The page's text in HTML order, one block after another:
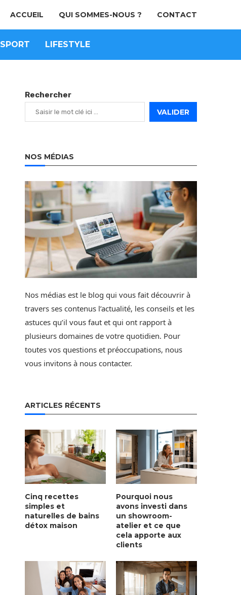
ACCUEIL QUI SOMMES-NOUS ? CONTACT
SPORT LIFESTYLE
Rechercher
VALIDER
NOS MÉDIAS
Nos médias est le blog qui vous fait découvrir à
travers ses contenus l’actualité, les conseils et les
astuces qu’il vous faut et qui ont rapport à
plusieurs domaines de votre quotidien. Pour
toutes vos questions et préoccupations, nous
vous invitons à nous contacter.
ARTICLES RÉCENTS
Cinq recettes
simples et
naturelles de bains
détox maison
Pourquoi nous
avons investi dans
un showroom-
atelier et ce que
cela apporte aux
clients